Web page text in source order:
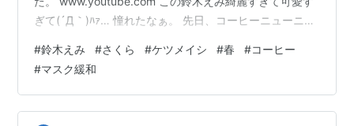
ぎて(´Д｀)ﾊｧ… 憧れたなぁ。 先日、コーヒーニューニュ
ザラ人狼で好きになりました。あれ面白いですよね。）
見てたら、なんかめちゃくちゃ綺麗で鈴木えみにソック
リな女の子がコーヒー飲んでるんですよ。 めちゃくちゃ
鈴木えみに見えるけど…あれ？ケツメイシのさくらに出
#鈴木えみ #さくら #ケツメイシ #春 #コーヒー
#マスク緩和